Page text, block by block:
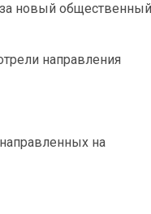
новый общественный
направления
на